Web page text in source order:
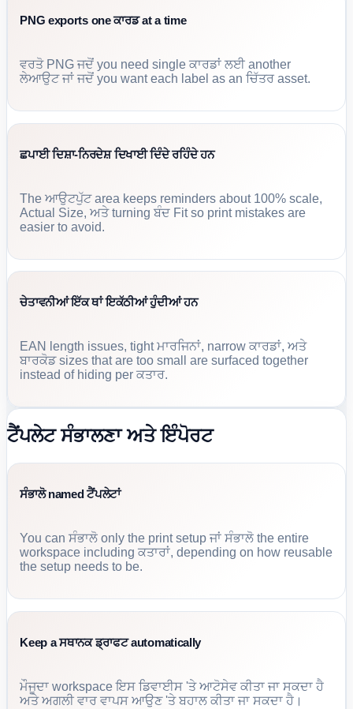
PNG exports one ਕਾਰਡ at a time
ਵਰਤੋ PNG ਜਦੋਂ you need single ਕਾਰਡਾਂ ਲਈ another
ਲੇਆਉਟ ਜਾਂ ਜਦੋਂ you want each label as an ਚਿੱਤਰ asset.
ਛਪਾਈ ਦਿਸ਼ਾ-ਨਿਰਦੇਸ਼ ਦਿਖਾਈ ਦਿੰਦੇ ਰਹਿੰਦੇ ਹਨ
The ਆਉਟਪੁੱਟ area keeps reminders about 100% scale,
Actual Size, ਅਤੇ turning ਬੰਦ Fit so print mistakes are
easier to avoid.
ਚੇਤਾਵਨੀਆਂ ਇੱਕ ਥਾਂ ਇਕੱਠੀਆਂ ਹੁੰਦੀਆਂ ਹਨ
EAN length issues, tight ਮਾਰਜਿਨਾਂ, narrow ਕਾਰਡਾਂ, ਅਤੇ
ਬਾਰਕੋਡ sizes that are too small are surfaced together
instead of hiding per ਕਤਾਰ.
ਟੈਂਪਲੇਟ ਸੰਭਾਲਣਾ ਅਤੇ ਇੰਪੋਰਟ
ਸੰਭਾਲੋ named ਟੈਂਪਲੇਟਾਂ
You can ਸੰਭਾਲੋ only the print setup ਜਾਂ ਸੰਭਾਲੋ the entire
workspace including ਕਤਾਰਾਂ, depending on how reusable
the setup needs to be.
Keep a ਸਥਾਨਕ ਡ੍ਰਾਫਟ automatically
ਮੌਜੂਦਾ workspace ਇਸ ਡਿਵਾਈਸ 'ਤੇ ਆਟੋਸੇਵ ਕੀਤਾ ਜਾ ਸਕਦਾ ਹੈ
ਅਤੇ ਅਗਲੀ ਵਾਰ ਵਾਪਸ ਆਉਣ 'ਤੇ ਬਹਾਲ ਕੀਤਾ ਜਾ ਸਕਦਾ ਹੈ।